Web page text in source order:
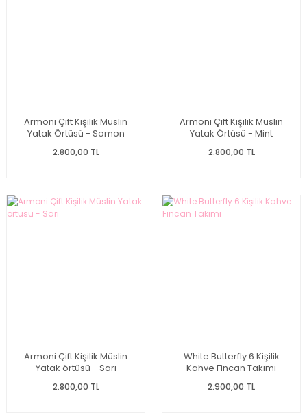
Armoni Çift Kişilik Müslin
Yatak Örtüsü - Somon
2.800,00 TL
Armoni Çift Kişilik Müslin
Yatak Örtüsü - Mint
2.800,00 TL
Armoni Çift Kişilik Müslin
Yatak örtüsü - Sarı
2.800,00 TL
White Butterfly 6 Kişilik
Kahve Fincan Takımı
2.900,00 TL